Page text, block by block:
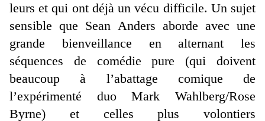
leurs et qui ont déjà un vécu difficile. Un sujet
sensible que Sean Anders aborde avec une
grande bienveillance en alternant les
séquences de comédie pure (qui doivent
beaucoup à l’abattage comique de
l’expérimenté duo Mark Wahlberg/Rose
Byrne) et celles plus volontiers